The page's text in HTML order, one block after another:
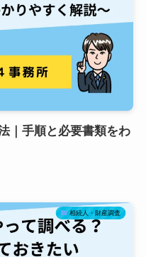
｜手順と必要書類をわ
相続人・財産調査